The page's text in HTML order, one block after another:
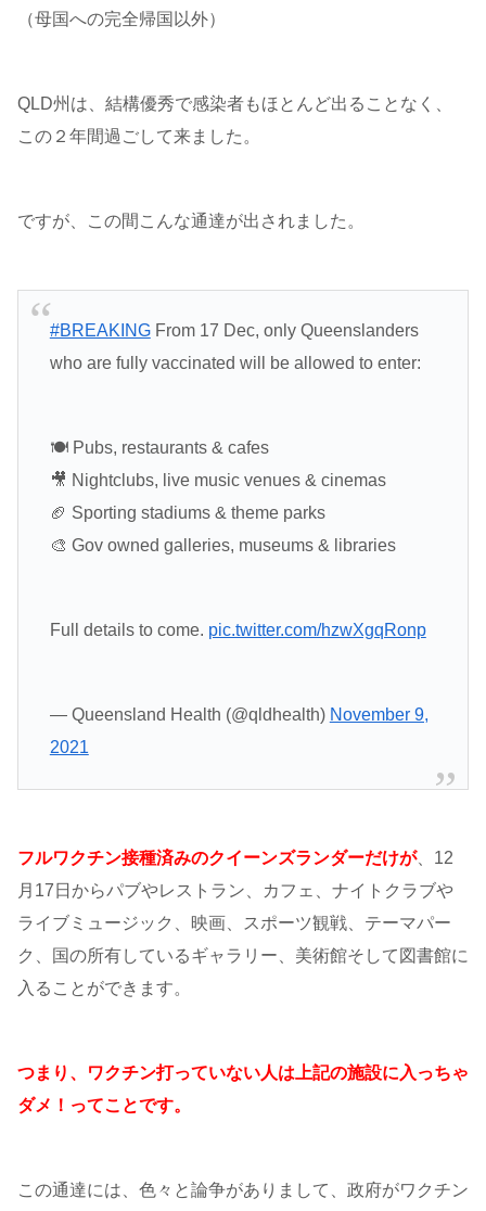
（母国への完全帰国以外）
QLD州は、結構優秀で感染者もほとんど出ることなく、
この２年間過ごして来ました。
ですが、この間こんな通達が出されました。
#BREAKINGFrom 17 Dec, only Queenslanders
who are fully vaccinated will be allowed to enter:
🍽️ Pubs, restaurants & cafes
🎥 Nightclubs, live music venues & cinemas
🏈 Sporting stadiums & theme parks
🎨 Gov owned galleries, museums & libraries
Full details to come. pic.twitter.com/hzwXgqRonp
— Queensland Health (@qldhealth) November 9,
2021
フルワクチン接種済みのクイーンズランダーだけが、12
月17日からパブやレストラン、カフェ、ナイトクラブや
ライブミュージック、映画、スポーツ観戦、テーマパー
ク、国の所有しているギャラリー、美術館そして図書館に
入ることができます。
つまり、ワクチン打っていない人は上記の施設に入っちゃ
ダメ！ってことです。
この通達には、色々と論争がありまして、政府がワクチン